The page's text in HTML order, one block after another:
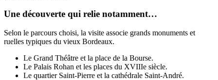
Une découverte qui relie notamment…
Selon le parcours choisi, la visite associe grands monuments et
ruelles typiques du vieux Bordeaux.
Le Grand Théâtre et la place de la Bourse.
Le Palais Rohan et les places du XVIIIe siècle.
Le quartier Saint-Pierre et la cathédrale Saint-André.